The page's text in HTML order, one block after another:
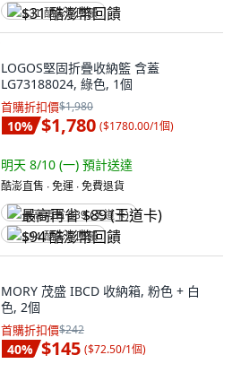
$31 酷澎幣回饋
LOGOS堅固折疊收納籃 含蓋
LG73188024, 綠色, 1個
首購折扣價$1,980
10% $1,780 ($1780.00/1個)
明天 8/10 (一) 預計送達
酷澎直售 ∙ 免運 ∙ 免費退貨
最高再省 $89 (王道卡)
$94 酷澎幣回饋
MORY 茂盛 IBCD 收納箱, 粉色 + 白
色, 2個
首購折扣價$242
40% $145 ($72.50/1個)